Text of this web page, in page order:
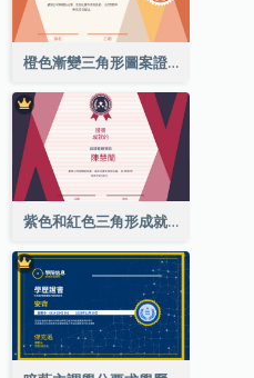
橙色漸變三角形圖案證書
紫色和紅色三角形成就證書